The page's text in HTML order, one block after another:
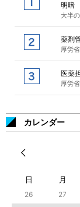
明暗
大半
薬剤
厚労
医薬
厚労
カレンダー
日 月
26 27